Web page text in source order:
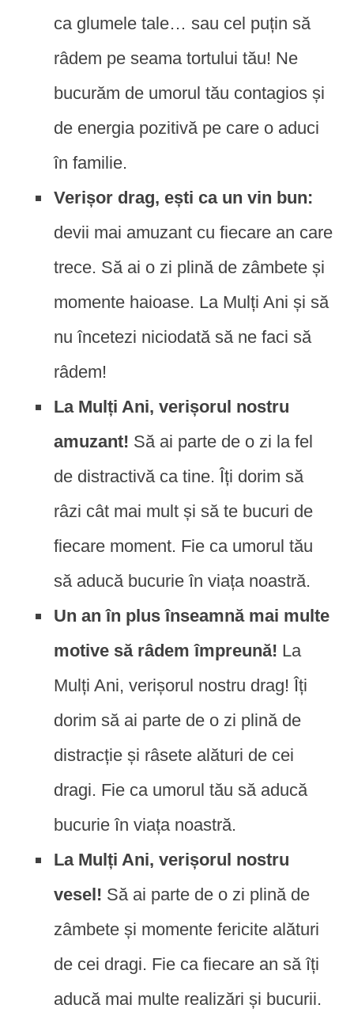
ca glumele tale… sau cel puțin să
râdem pe seama tortului tău! Ne
bucurăm de umorul tău contagios și
de energia pozitivă pe care o aduci
în familie.
Verișor drag, ești ca un vin bun:
devii mai amuzant cu fiecare an care
trece. Să ai o zi plină de zâmbete și
momente haioase. La Mulți Ani și să
nu încetezi niciodată să ne faci să
râdem!
La Mulți Ani, verișorul nostru
amuzant! Să ai parte de o zi la fel
de distractivă ca tine. Îți dorim să
râzi cât mai mult și să te bucuri de
fiecare moment. Fie ca umorul tău
să aducă bucurie în viața noastră.
Un an în plus înseamnă mai multe
motive să râdem împreună! La
Mulți Ani, verișorul nostru drag! Îți
dorim să ai parte de o zi plină de
distracție și râsete alături de cei
dragi. Fie ca umorul tău să aducă
bucurie în viața noastră.
La Mulți Ani, verișorul nostru
vesel! Să ai parte de o zi plină de
zâmbete și momente fericite alături
de cei dragi. Fie ca fiecare an să îți
aducă mai multe realizări și bucurii.